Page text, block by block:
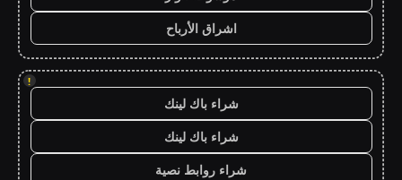
اشراق الأرباح
!
شراء باك لينك
شراء باك لينك
شراء روابط نصية